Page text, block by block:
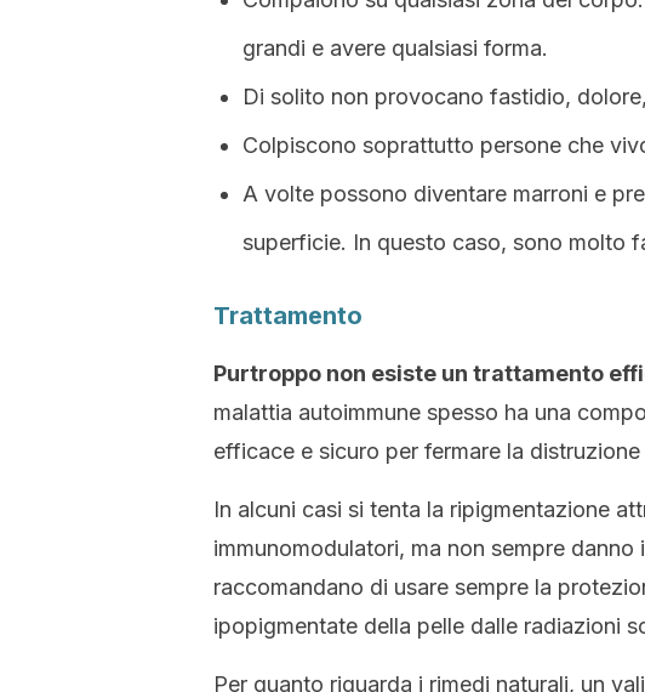
grandi e avere qualsiasi forma.
Di solito non provocano fastidio,
Colpiscono soprattutto persone che
A volte possono diventare marroni e
superficie. In questo caso, sono molto
Trattamento
Purtroppo non esiste un trattamento
malattia autoimmune spesso ha una
efficace e sicuro per fermare la
In alcuni casi si tenta la ripigmentazione
immunomodulatori, ma non sempre danno
raccomandano di usare sempre la
ipopigmentate della pelle dalle radiazioni
Per quanto riguarda i rimedi naturali, un